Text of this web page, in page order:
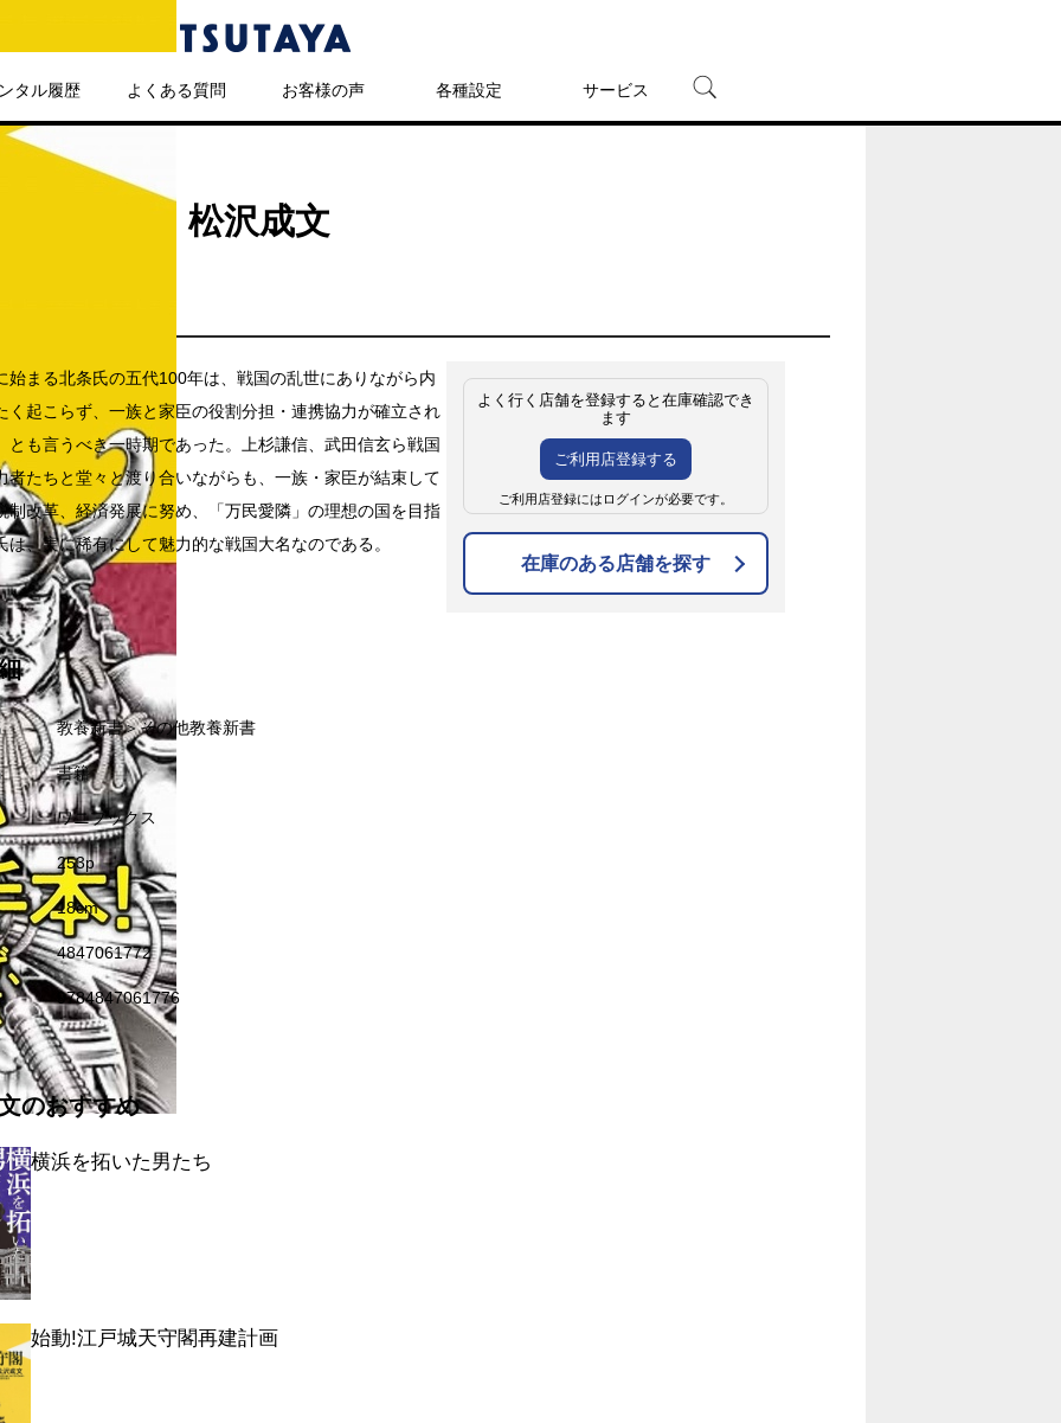
タル履歴 よくある質問 お客様の声 各種設定 サービス
年 ／ 松沢成文
始まる北条氏の五代100年は、戦国の乱世にありながら内
く起こらず、一族と家臣の役割分担・連携協力が確立され
とも言うべき一時期であった。上杉謙信、武田信玄ら戦国
者たちと堂々と渡り合いながらも、一族・家臣が結束して
制改革、経済発展に努め、「万民愛隣」の理想の国を目指
は、実に稀有にして魅力的な戦国大名なのである。
教養新書＞その他教養新書
書籍
ワニブックス
253p
18cm
4847061772
9784847061776
のおすすめ
横浜を拓いた男たち
始動!江戸城天守閣再建計画
よく行く店舗を登録すると在庫確認でき
ます
ご利用店登録する
ご利用店登録にはログインが必要です。
在庫のある店舗を探す